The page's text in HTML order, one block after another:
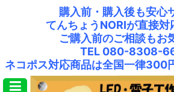
購入前・購入後も安心
てんちょうNORIが直接対
ご購入前のご相談もお
TEL 080-8308-
ネコポス対応商品は全国一律300